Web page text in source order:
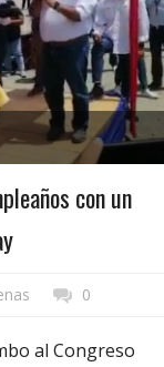
con un
0
al Congreso